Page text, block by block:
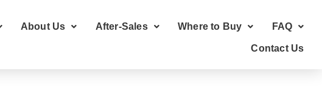
About Us After-Sales Where to Buy FAQ
Contact Us